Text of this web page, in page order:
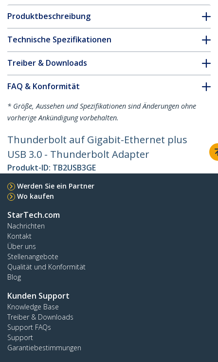
Produktbeschreibung
Technische Spezifikationen
Treiber & Downloads
FAQ & Konformität
* Größe, Aussehen und Spezifikationen sind Änderungen ohne
vorherige Ankündigung vorbehalten.
Thunderbolt auf Gigabit-Ethernet plus
USB 3.0 - Thunderbolt Adapter
Produkt-ID: TB2USB3GE
Werden Sie ein Partner
Wo kaufen
StarTech.com
Nachrichten
Kontakt
Über uns
Stellenangebote
Qualität und Konformität
Blog
Kunden Support
Knowledge Base
Treiber & Downloads
Support FAQs
Support
Garantiebestimmungen